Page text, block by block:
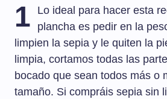
1
Lo ideal para hacer esta
plancha es pedir en la
limpien la sepia y le quiten la
limpia, cortamos todas las
bocado que sean todos más o
tamaño. Si compráis sepia sin